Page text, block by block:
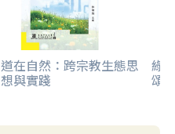
道在自然：跨宗教生態思
想與實踐
綠
頌